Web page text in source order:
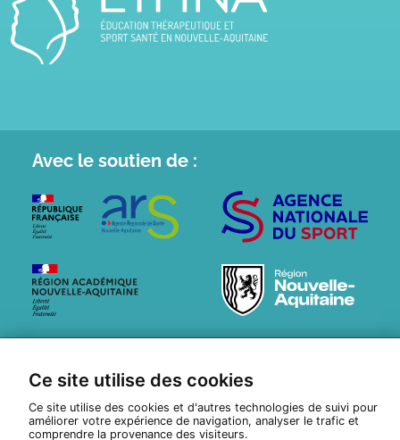
Ce site utilise des cookies
Ce site utilise des cookies et d'autres technologies de suivi pour
améliorer votre expérience de navigation, analyser le trafic et
comprendre la provenance des visiteurs.
Avec le soutien de :
Politique de confidentialité
Réalisation :Pixéine